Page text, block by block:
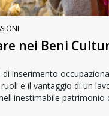
nei Beni
di inserimento
e il vantaggio di un
patrimonio